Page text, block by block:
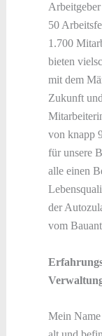
50
1.700
bieten
mit dem
Zukunft
von knapp
für unsere
alle einen
der
vom
Mein Name